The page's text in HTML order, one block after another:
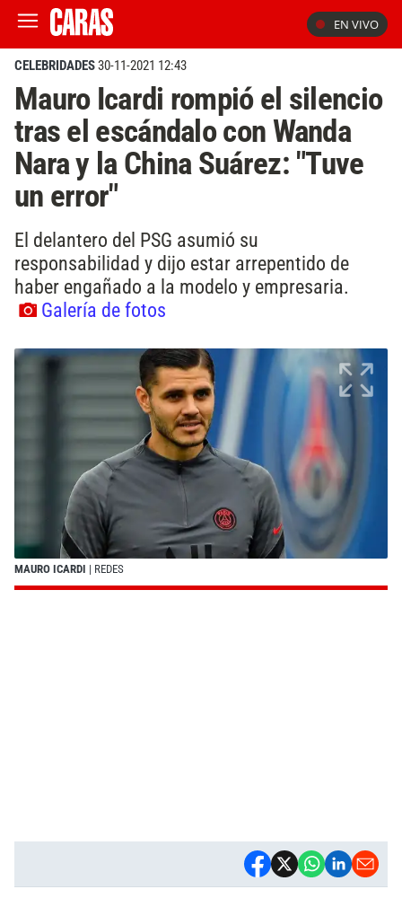
EN VIVO
CELEBRIDADES30-11-2021 12:43
Mauro Icardi rompió el silencio
tras el escándalo con Wanda
Nara y la China Suárez: "Tuve
un error"
El delantero del PSG asumió su
responsabilidad y dijo estar arrepentido de
haber engañado a la modelo y empresaria.
Galería de fotos
MAURO ICARDI | REDES